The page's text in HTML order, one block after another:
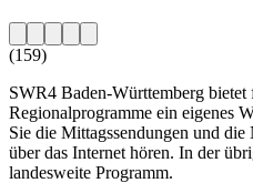
(159)
SWR4 Baden-Württemberg bietet
Regionalprogramme ein eigenes
Sie die Mittagssendungen und
über das Internet hören. In der
landesweite Programm.